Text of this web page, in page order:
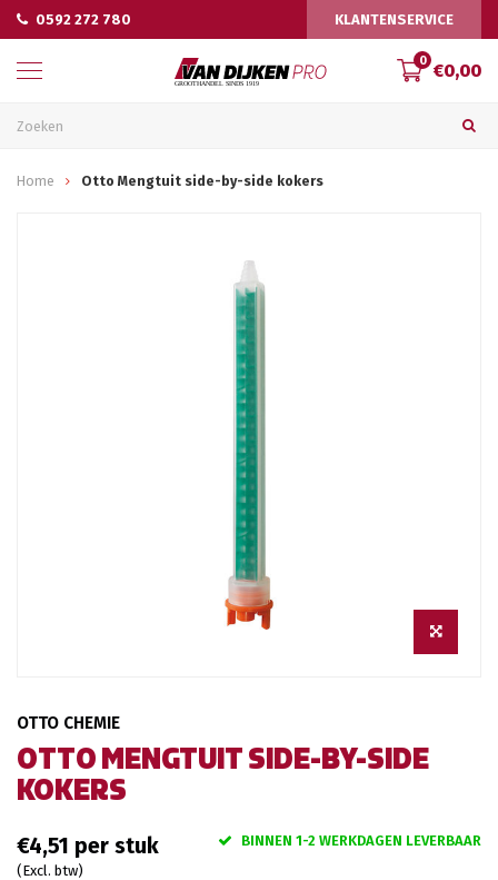
0592 272 780 KLANTENSERVICE
0 €0,00
Home Otto Mengtuit side-by-side kokers
OTTO MENGTUIT SIDE-BY-SIDE
KOKERS
OTTO CHEMIE
€4,51
(Excl. btw)
BINNEN 1-2 WERKDAGEN LEVERBAAR